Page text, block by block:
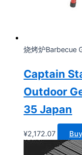
烧烤炉Barbecue
Captain
Outdoor
35 Japan
¥2,172.07